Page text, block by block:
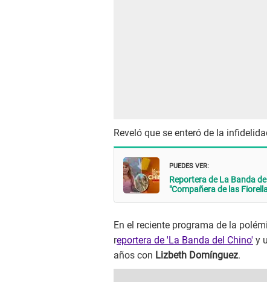
Reveló que se enteró de la
PUEDES VER:
Reportera de La Banda
"Compañera de las
En el reciente programa de la
reportera de 'La Banda del Chino' y
años con Lizbeth Domínguez.